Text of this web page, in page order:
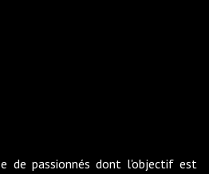
de passionnés dont l'objectif est